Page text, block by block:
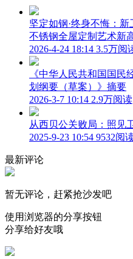
坚定如钢·终身不悔：
不锈钢全屋定制艺术新
2026-4-24 18:14 3.5万阅
《中华人民共和国国
划纲要（草案）》摘要
2026-3-7 10:14 2.9万阅读
从西贝公关败局：照见
2025-9-23 10:54 9532阅
最新评论
暂无评论，赶紧抢沙发吧
使用浏览器的分享按钮
分享给好友哦